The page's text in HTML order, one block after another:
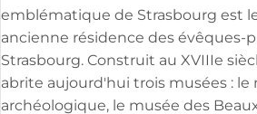
emblématique de Strasbourg est
ancienne résidence des évêques-
Strasbourg. Construit au XVIIIe
abrite aujourd'hui trois musées : le
archéologique, le musée des